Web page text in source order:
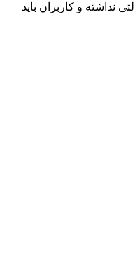
نداشته و کاربران باید